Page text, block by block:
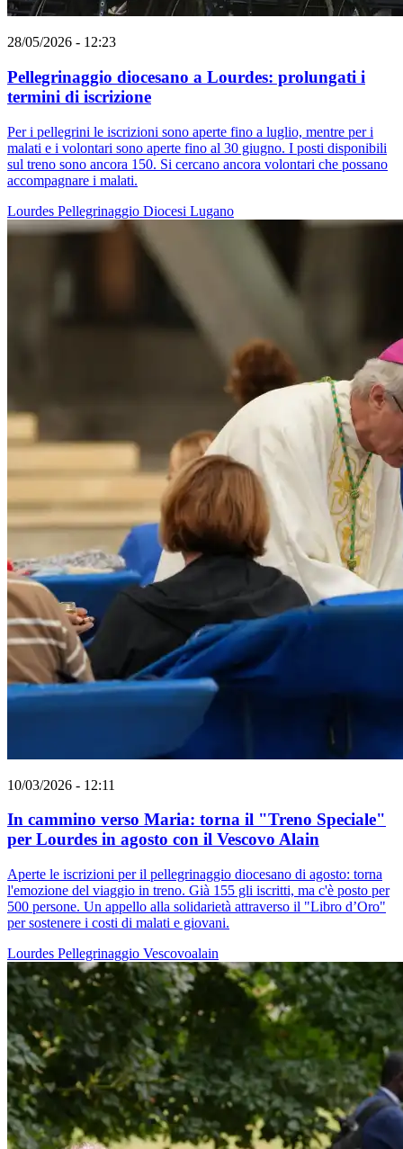
28/05/2026 - 12:23
Pellegrinaggio diocesano a Lourdes: prolungati i
termini di iscrizione
Per i pellegrini le iscrizioni sono aperte fino a luglio, mentre per i
malati e i volontari sono aperte fino al 30 giugno. I posti disponibili
sul treno sono ancora 150. Si cercano ancora volontari che possano
accompagnare i malati.
Lourdes Pellegrinaggio Diocesi Lugano
10/03/2026 - 12:11
In cammino verso Maria: torna il "Treno Speciale"
per Lourdes in agosto con il Vescovo Alain
Aperte le iscrizioni per il pellegrinaggio diocesano di agosto: torna
l'emozione del viaggio in treno. Già 155 gli iscritti, ma c'è posto per
500 persone. Un appello alla solidarietà attraverso il "Libro d’Oro"
per sostenere i costi di malati e giovani.
Lourdes Pellegrinaggio Vescovoalain